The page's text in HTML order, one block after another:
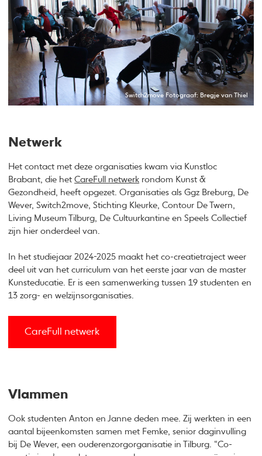
Switch2move Fotograaf: Bregje van Thiel
Netwerk
Het contact met deze organisaties kwam via Kunstloc
Brabant, die hetCareFull netwerk rondom Kunst &
Gezondheid, heeft opgezet. Organisaties als Ggz Breburg, De
Wever, Switch2move, Stichting Kleurke, Contour De Twern,
Living Museum Tilburg, De Cultuurkantine en Speels Collectief
zijn hier onderdeel van.
In het studiejaar 2024-2025 maakt het co-creatietraject weer
deel uit van het curriculum van het eerste jaar van de master
Kunsteducatie. Er is een samenwerking tussen 19 studenten en
13 zorg- en welzijnsorganisaties.
CareFull netwerk
Vlammen
Ook studenten Anton en Janne deden mee. Zij werkten in een
aantal bijeenkomsten samen met Femke, senior daginvulling
bij De Wever, een ouderenzorgorganisatie in Tilburg. “Co-